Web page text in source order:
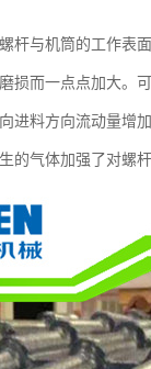
杆与机筒的工作表
损而一点点加大。
进料方向流动量增
的气体加强了对螺杆